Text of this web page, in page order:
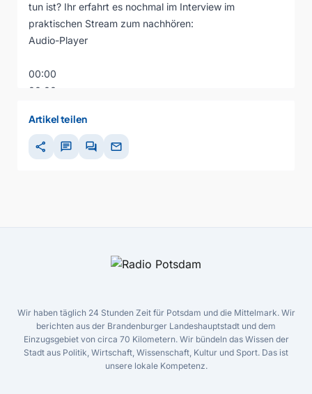
tun ist? Ihr erfahrt es nochmal im Interview im
praktischen Stream zum nachhören:
Audio-Player
00:00
00:00
Artikel teilen
share chat forum mail
Wir haben täglich 24 Stunden Zeit für Potsdam und die Mittelmark. Wir
berichten aus der Brandenburger Landeshauptstadt und dem
Einzugsgebiet von circa 70 Kilometern. Wir bündeln das Wissen der
Stadt aus Politik, Wirtschaft, Wissenschaft, Kultur und Sport. Das ist
unsere lokale Kompetenz.